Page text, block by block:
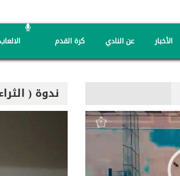
الأخبار عن النادي كرة القدم
ندوة (